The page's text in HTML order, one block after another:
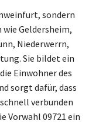
sondern
wie Geldersheim,
Niederwerrn,
Sie bildet ein
Einwohner des
sorgt dafür, dass
verbunden
Vorwahl 09721 ein